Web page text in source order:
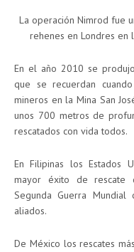
La operación Nimrod fue
rehenes en Londres en
En el año 2010 se
que se recuerdan
mineros en la Mina San
unos 700 metros de
rescatados con vida todos.
En Filipinas los Estados
mayor éxito de rescate
Segunda Guerra
aliados.
De México los rescates